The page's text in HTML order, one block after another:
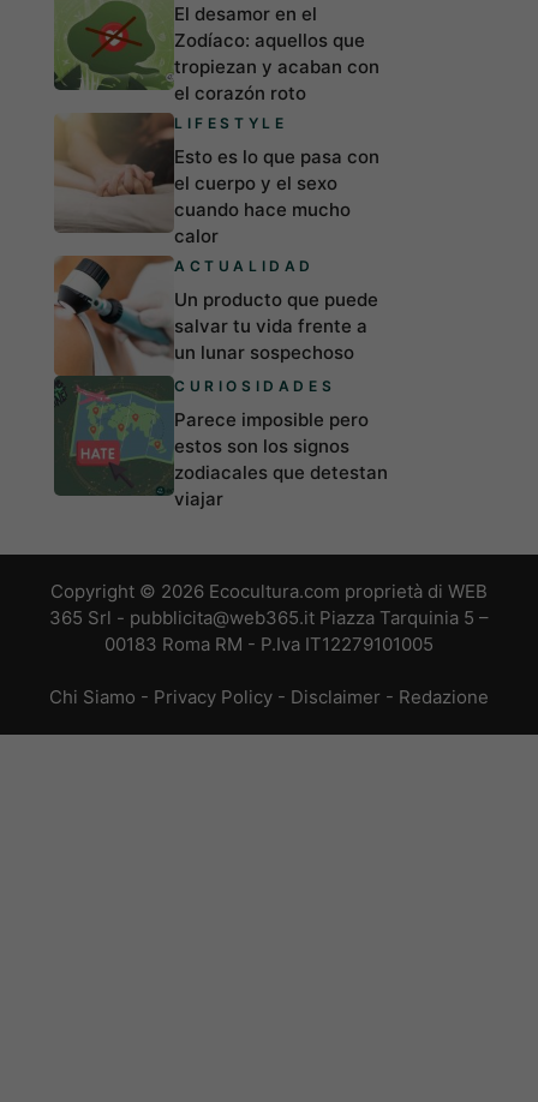
El desamor en el
Zodíaco: aquellos que
tropiezan y acaban con
el corazón roto
LIFESTYLE
Esto es lo que pasa con
el cuerpo y el sexo
cuando hace mucho
calor
ACTUALIDAD
Un producto que puede
salvar tu vida frente a
un lunar sospechoso
CURIOSIDADES
Parece imposible pero
estos son los signos
zodiacales que detestan
viajar
Copyright © 2026 Ecocultura.com proprietà di WEB
365 Srl - pubblicita@web365.it Piazza Tarquinia 5 –
00183 Roma RM - P.Iva IT12279101005
Chi Siamo - Privacy Policy - Disclaimer - Redazione